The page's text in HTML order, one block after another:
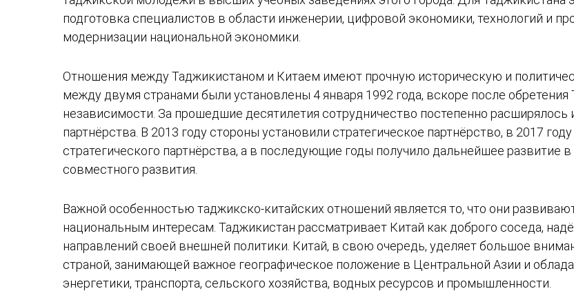
подготовка специалистов в области инженерии, цифровой экономики, технологий и
модернизации национальной экономики.
Отношения между Таджикистаном и Китаем имеют прочную историческую и
между двумя странами были установлены 4 января 1992 года, вскоре после
независимости. За прошедшие десятилетия сотрудничество постепенно расширялось
партнёрства. В 2013 году стороны установили стратегическое партнёрство, в 2017
стратегического партнёрства, а в последующие годы получило дальнейшее развитие
совместного развития.
Важной особенностью таджикско-китайских отношений является то, что они
национальным интересам. Таджикистан рассматривает Китай как доброго соседа,
направлений своей внешней политики. Китай, в свою очередь, уделяет большое
страной, занимающей важное географическое положение в Центральной Азии и
энергетики, транспорта, сельского хозяйства, водных ресурсов и промышленности.